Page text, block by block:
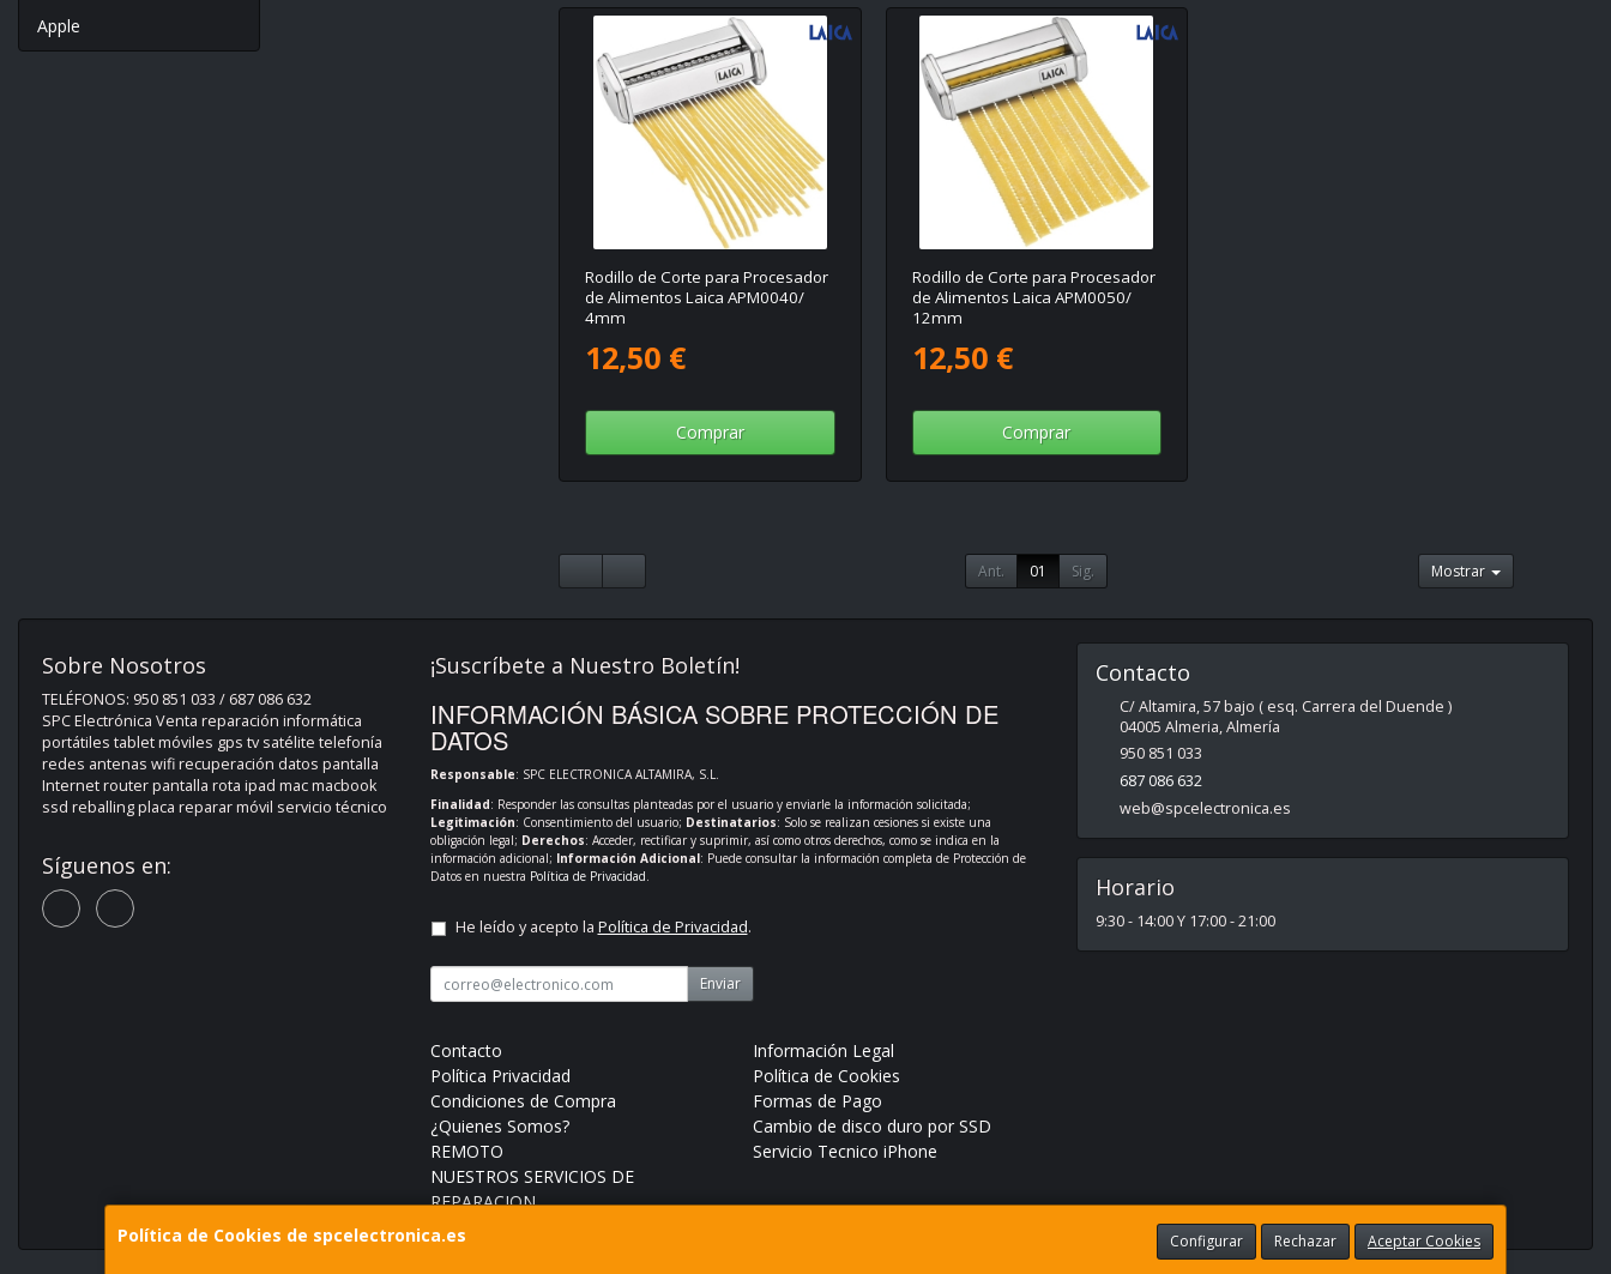
Apple
Rodillo de Corte para Procesador
de Alimentos Laica APM0040/
4mm
12,50 €
Comprar
Rodillo de Corte para Procesador
de Alimentos Laica APM0050/
12mm
12,50 €
Comprar
Ant. 01 Sig. Mostrar
Política de Cookies de spcelectronica.es Configurar Rechazar Aceptar Cookies
Sobre Nosotros
TELÉFONOS: 950 851 033 / 687 086 632
SPC Electrónica Venta reparación informática
portátiles tablet móviles gps tv satélite telefonía
redes antenas wifi recuperación datos pantalla
Internet router pantalla rota ipad mac macbook
ssd reballing placa reparar móvil servicio técnico
Síguenos en:
¡Suscríbete a Nuestro Boletín!
INFORMACIÓN BÁSICA SOBRE PROTECCIÓN DE
DATOS
Responsable: SPC ELECTRONICA ALTAMIRA, S.L.
Finalidad: Responder las consultas planteadas por el usuario y enviarle la información solicitada;
Legitimación: Consentimiento del usuario; Destinatarios: Solo se realizan cesiones si existe una
obligación legal; Derechos: Acceder, rectificar y suprimir, así como otros derechos, como se indica en la
información adicional; Información Adicional: Puede consultar la información completa de Protección de
Datos en nuestra Política de Privacidad.
He leído y acepto la Política de Privacidad.
Enviar
Contacto
Información Legal
Política Privacidad
Política de Cookies
Condiciones de Compra
Formas de Pago
¿Quienes Somos?
Cambio de disco duro por SSD
REMOTO
Servicio Tecnico iPhone
NUESTROS SERVICIOS DE
REPARACION
Contacto
C/ Altamira, 57 bajo ( esq. Carrera del Duende )
04005 Almeria,Almería
950 851 033
687 086 632
web@spcelectronica.es
Horario
9:30 - 14:00 Y 17:00 - 21:00